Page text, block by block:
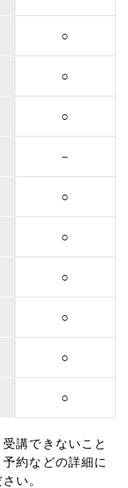
○
○
○
－
○
○
○
○
○
○
講できないこと
約などの詳細に
い。